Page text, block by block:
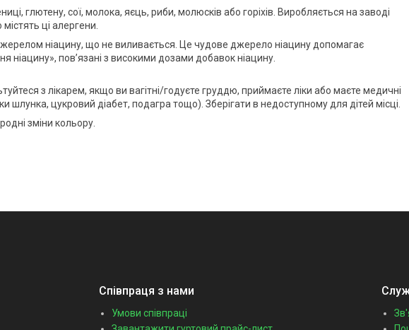
глютену, сої, молока, яєць, риби, молюсків або горіхів. Виробляється на заводі
ці алергени.
джерелом ніацину, що не виливається. Це чудове джерело ніацину допомагає
пов’язані з високими дозами добавок ніацину.
з лікарем, якщо ви вагітні/годуєте груддю, приймаєте ліки або маєте медичні
цукровий діабет, подагра тощо). Зберігати в недоступному для дітей місці.
зміни кольору.
Співпраця з нами
Умови співпраці